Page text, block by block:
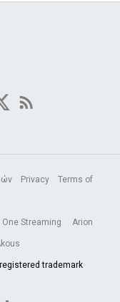
Privacy Terms of
One Streaming Arion
trademark